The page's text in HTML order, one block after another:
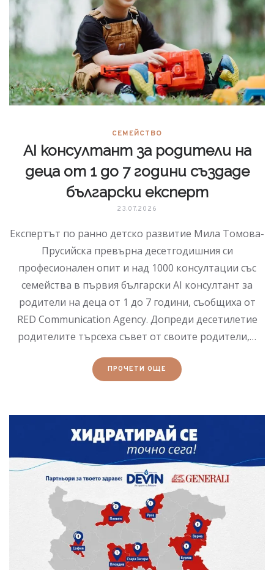
СЕМЕЙСТВО
AI консултант за родители на
деца от 1 до 7 години създаде
български експерт
23.07.2026
Експертът по ранно детско развитие Мила Томова-
Прусийска превърна десетгодишния си
професионален опит и над 1000 консултации със
семейства в първия български AI консултант за
родители на деца от 1 до 7 години, съобщиха от
RED Communication Agency. Допреди десетилетие
родителите търсеха съвет от своите родители,…
ПРОЧЕТИ ОЩЕ